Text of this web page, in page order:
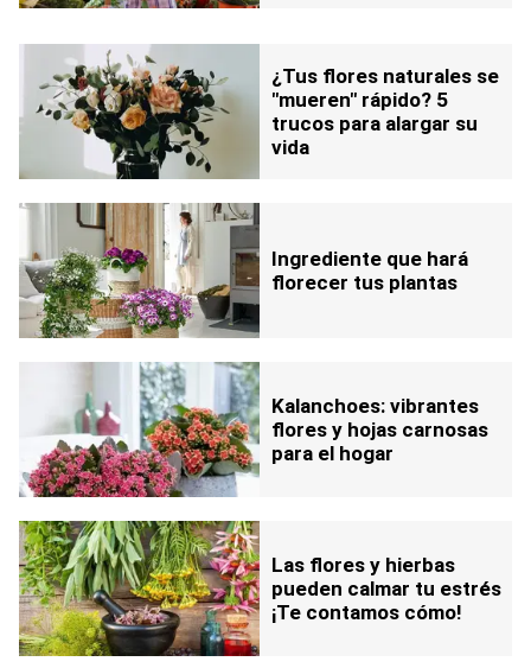
¿Tus flores naturales se
"mueren" rápido? 5
trucos para alargar su
vida
Ingrediente que hará
florecer tus plantas
Kalanchoes: vibrantes
flores y hojas carnosas
para el hogar
Las flores y hierbas
pueden calmar tu estrés
¡Te contamos cómo!